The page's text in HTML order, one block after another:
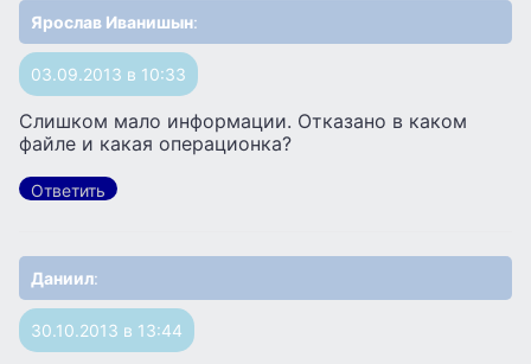
Ярослав Иванишын:
03.09.2013 в 10:33
Слишком мало информации. Отказано в каком
файле и какая операционка?
Ответить
Даниил:
30.10.2013 в 13:44